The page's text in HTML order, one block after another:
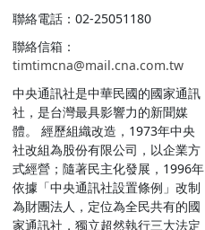
聯絡電話：02-25051180
聯絡信箱：
timtimcna@mail.cna.com.tw
中央通訊社是中華民國的國家通訊
社，是台灣最具影響力的新聞媒
體。 經歷組織改造，1973年中央
社改組為股份有限公司，以企業方
式經營；隨著民主化發展，1996年
依據「中央通訊社設置條例」改制
為財團法人，定位為全民共有的國
家通訊社，獨立超然執行三大法定